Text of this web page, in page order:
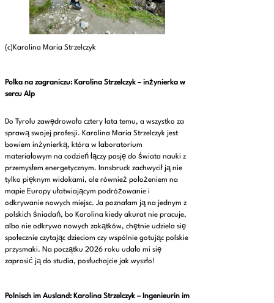
(c)Karolina Maria Strzelczyk
Polka na zagraniczu: Karolina Strzelczyk – inżynierka w
sercu Alp
Do Tyrolu zawędrowała cztery lata temu, a wszystko za
sprawą swojej profesji. Karolina Maria Strzelczyk jest
bowiem inżynierką, która w laboratorium
materiałowym na codzień łączy pasję do świata nauki z
przemysłem energetycznym. Innsbruck zachwycił ją nie
tylko pięknym widokami, ale również położeniem na
mapie Europy ułatwiającym podróżowanie i
odkrywanie nowych miejsc. Ja poznałam ją na jednym z
polskich śniadań, bo Karolina kiedy akurat nie pracuje,
albo nie odkrywa nowych zakątków, chętnie udziela się
społecznie czytając dzieciom czy wspólnie gotując polskie
przysmaki. Na początku 2026 roku udało mi się
zaprosić ją do studia, posłuchajcie jak wyszło!
Polnisch im Ausland: Karolina Strzelczyk – Ingenieurin im